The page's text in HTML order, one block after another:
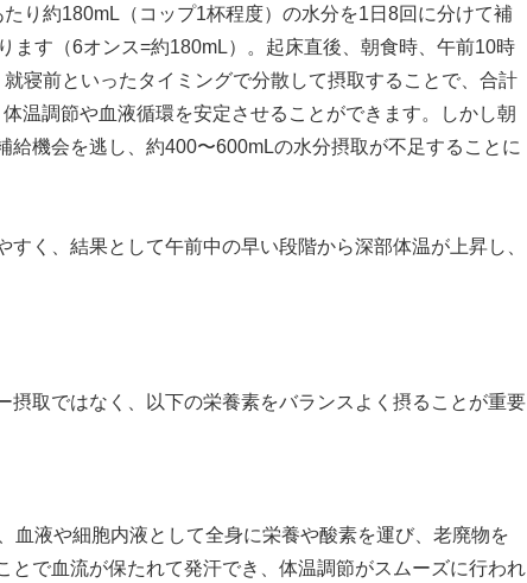
り約180mL（コップ1杯程度）の水分を1日8回に分けて補
ます（6オンス=約180mL）。起床直後、朝食時、午前10時
寝前といったタイミングで分散して摂取することで、合計
温調節や血液循環を安定させることができます。しかし朝
機会を逃し、約400〜600mLの水分摂取が不足することに
く、結果として午前中の早い段階から深部体温が上昇し、
摂取ではなく、以下の栄養素をバランスよく摂ることが重要
血液や細胞内液として全身に栄養や酸素を運び、老廃物を
とで血流が保たれて発汗でき、体温調節がスムーズに行われ